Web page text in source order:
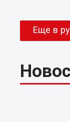
Еще в